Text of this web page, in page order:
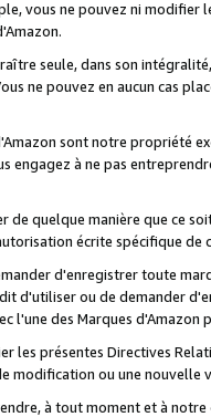
vous ne pouvez ni
seule, dans son
ne pouvez en aucun cas
sont notre propriété
engagez à ne pas
de quelque manière que ce
écrite spécifique de
d'enregistrer toute
d'utiliser ou de demander
l'une des Marques
les présentes Directives
modification ou une nouvelle
à tout moment et à